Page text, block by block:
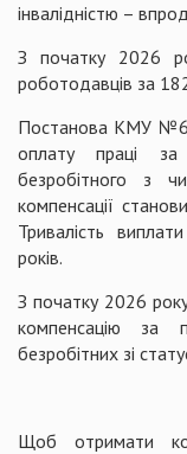
інвалідністю –
З початку 2026
роботодавців за
Постанова КМУ
оплату праці за
безробітного з
компенсації
Тривалість
років.
З початку 2026
компенсацію за
безробітних зі
Щоб отримати